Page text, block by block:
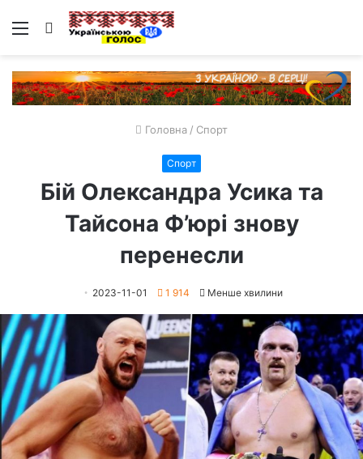
Меню Пошук
Головна / Спорт
Спорт
Бій Олександра Усика та
Тайсона Ф’юрі знову
перенесли
2023-11-01 1 914 Менше хвилини